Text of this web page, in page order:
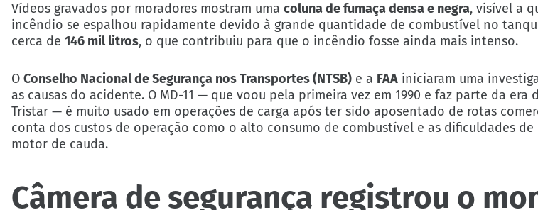
Vídeos gravados por moradores mostram uma coluna de fumaça densa e negra, visível a
incêndio se espalhou rapidamente devido à grande quantidade de combustível no
cerca de 146 mil litros, o que contribuiu para que o incêndio fosse ainda mais intenso.
O Conselho Nacional de Segurança nos Transportes (NTSB) e a FAA iniciaram uma
as causas do acidente. O MD-11 — que voou pela primeira vez em 1990 e faz parte da era
Tristar — é muito usado em operações de carga após ter sido aposentado de rotas
conta dos custos de operação como o alto consumo de combustível e as dificuldades
motor de cauda.
Câmera de segurança registrou o